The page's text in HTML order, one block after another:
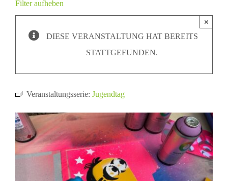
Filter aufheben
DIESE VERANSTALTUNG HAT BEREITS
STATTGEFUNDEN.
×
Veranstaltungsserie: Jugendtag